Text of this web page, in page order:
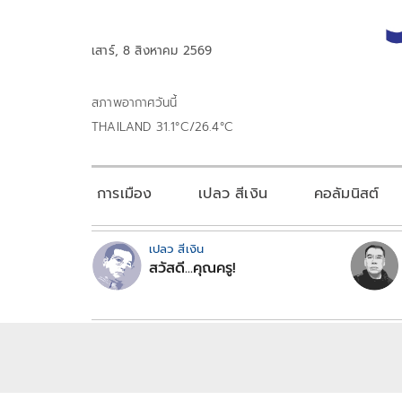
เสาร์, 8 สิงหาคม 2569
สภาพอากาศวันนี้
THAILAND 31.1°C/26.4°C
การเมือง เปลว สีเงิน คอลัมนิสต์
เปลว สีเงิน
สวัสดี...คุณครู!